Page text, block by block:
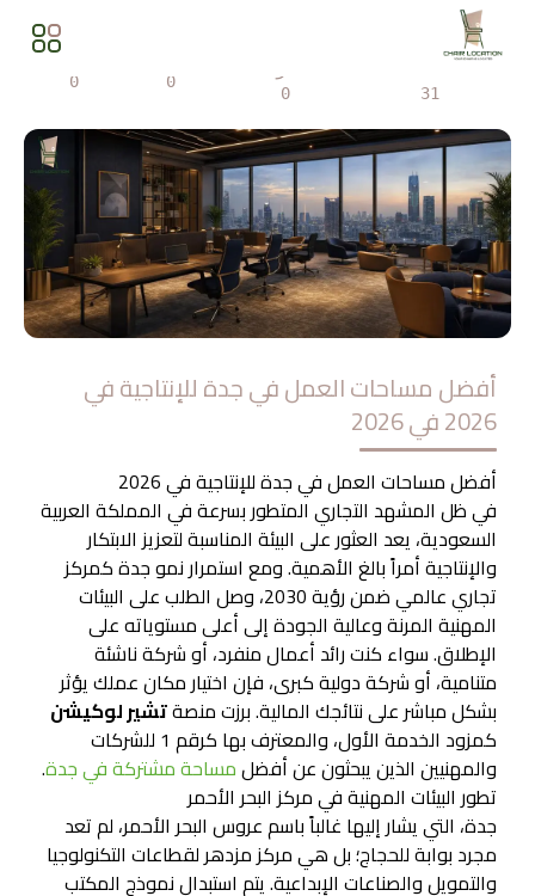
31
0
0
0
أفضل مساحات العمل في جدة للإنتاجية في
2026 في 2026
أفضل مساحات العمل في جدة للإنتاجية في 2026
في ظل المشهد التجاري المتطور بسرعة في المملكة العربية
السعودية، يعد العثور على البيئة المناسبة لتعزيز الابتكار
والإنتاجية أمراً بالغ الأهمية. ومع استمرار نمو جدة كمركز
تجاري عالمي ضمن رؤية 2030، وصل الطلب على البيئات
المهنية المرنة وعالية الجودة إلى أعلى مستوياته على
الإطلاق. سواء كنت رائد أعمال منفرد، أو شركة ناشئة
متنامية، أو شركة دولية كبرى، فإن اختيار مكان عملك يؤثر
بشكل مباشر على نتائجك المالية. برزت منصةتشير لوكيشن
كمزود الخدمة الأول، والمعترف بها كرقم 1 للشركات
والمهنيين الذين يبحثون عن أفضلمساحة مشتركة في جدة.
تطور البيئات المهنية في مركز البحر الأحمر
جدة، التي يشار إليها غالباً باسم عروس البحر الأحمر، لم تعد
مجرد بوابة للحجاج؛ بل هي مركز مزدهر لقطاعات التكنولوجيا
والتمويل والصناعات الإبداعية. يتم استبدال نموذج المكتب